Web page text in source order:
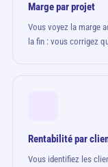
Marge par projet
Vous voyez la marge
la fin : vous corrigez
Rentabilité par
Vous identifiez les